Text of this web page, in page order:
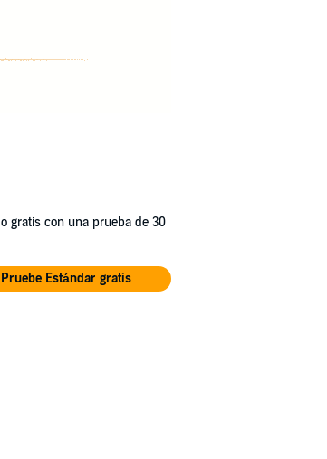
o gratis con una prueba de 30
Pruebe Estándar gratis